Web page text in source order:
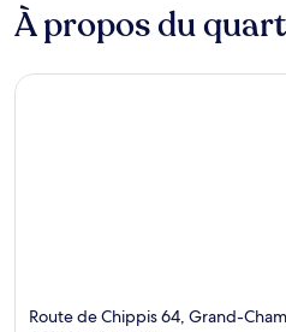
À propos du
Route de Chippis 64, Grand-